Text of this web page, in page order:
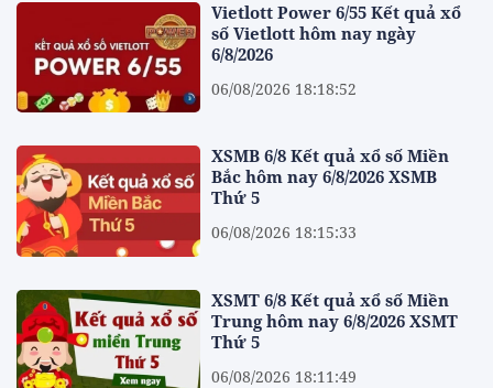
Vietlott Power 6/55 Kết quả xổ
số Vietlott hôm nay ngày
6/8/2026
06/08/2026 18:18:52
XSMB 6/8 Kết quả xổ số Miền
Bắc hôm nay 6/8/2026 XSMB
Thứ 5
06/08/2026 18:15:33
XSMT 6/8 Kết quả xổ số Miền
Trung hôm nay 6/8/2026 XSMT
Thứ 5
06/08/2026 18:11:49